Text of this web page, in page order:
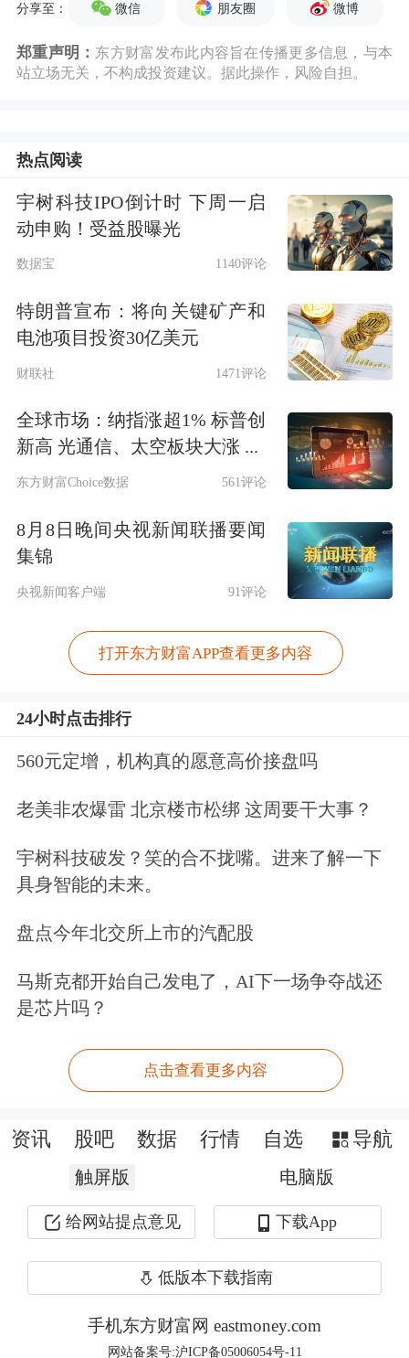
时也反映出香港的固定收益及货币市场
中国人民银行、香港金管局与香港证监
会宣布推出一系列举措，持续推进香港
固定收益和货币市场建设。具体来看：
一是合作共建香港固定收益及货币电子
交易平台；二是优化扩容债券通“南向
通”安排，增加“南向通”的年度投资净
围，把产品范围扩展至港币债券和人民
币债券相关产品，并辐射澳门债券市
通“北向通”持有的在岸国债和政策性金
结算所和联交所期权
通“北向通”的安排，延长结算时间以进
安排，新增银行间7天回购定盘利率为
互换通参考利率之一；六是支持香港交
易所推出5年期离岸人民币国债期货。
全方位发展离岸人民币市场
产配置中的重要选项之一：截至今年4
月底，境外投资者持有的境内人民币债
券超过3万亿元人民币；债券通北向交
易稳步上升，3月成交额达到1.2万亿元
人民币，日均成交额达到556亿元人民
币，双双创出新高。
目前，香港已成为最大的离岸人民币中
心，人民币投融资货币功能强化，人民
币贷款保持增长。人民币国债、央行票
据在香港常态化发行，香港高品质债券
产品更加丰富。
分享至： 微信 朋友圈 微博
郑重声明： 东方财富发布此内容旨在传播更多信息，与本
站立场无关，不构成投资建议。据此操作，风险自担。
热点阅读
宇树科技IPO倒计时 下周一启
动申购！受益股曝光
数据宝 1140评论
特朗普宣布：将向关键矿产和
电池项目投资30亿美元
财联社 1471评论
全球市场：纳指涨超1% 标普创
新高 光通信、太空板块大涨 ...
东方财富Choice数据 561评论
8月8日晚间央视新闻联播要闻
集锦
央视新闻客户端 91评论
打开东方财富APP查看更多内容
24小时点击排行
560元定增，机构真的愿意高价接盘吗
老美非农爆雷 北京楼市松绑 这周要干大事？
宇树科技破发？笑的合不拢嘴。进来了解一下
具身智能的未来。
盘点今年北交所上市的汽配股
马斯克都开始自己发电了，AI下一场争夺战还
是芯片吗？
点击查看更多内容
资讯 股吧 数据 行情 自选 导航
触屏版 电脑版
给网站提点意见 下载App
低版本下载指南
手机东方财富网 eastmoney.com
网站备案号:沪ICP备05006054号-11